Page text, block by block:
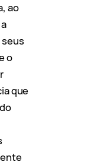
ao
o
que